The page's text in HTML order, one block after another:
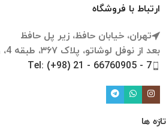
ارتباط با فروشگاه
تهران، خیابان حافظ، زیر پل حافظ
بعد از نوفل لوشاتو، پلاک ۳۶۷، طبقه 4، واحد 8
Tel: (+98) 21 - 66760905 - 7
تازه ها